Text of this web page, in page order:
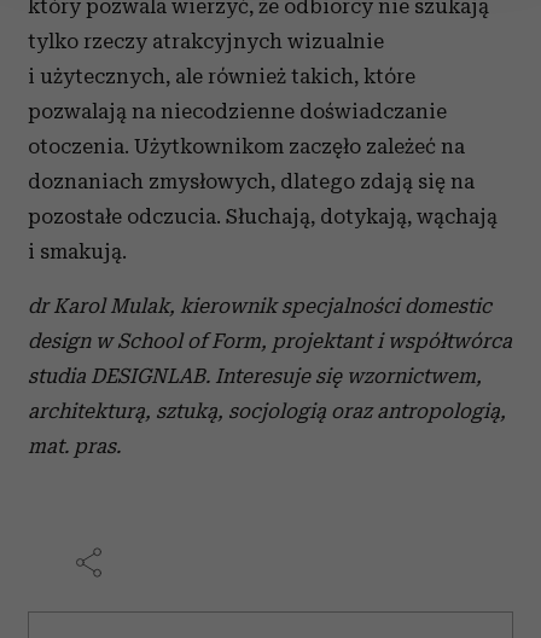
i reklam, aby oferować funkcje społecznościowe i
analizować ruch w naszej witrynie. Informacje o tym, jak
korzystasz z naszej witryny, udostępniamy partnerom
społecznościowym, reklamowym i analitycznym.
Partnerzy mogą połączyć te informacje z innymi danymi
otrzymanymi od Ciebie lub uzyskanymi podczas
korzystania z ich usług.
który pozwala wierzyć, że odbiorcy nie szukają
tylko rzeczy atrakcyjnych wizualnie
i użytecznych, ale również takich, które
pozwalają na niecodzienne doświadczanie
otoczenia. Użytkownikom zaczęło zależeć na
doznaniach zmysłowych, dlatego zdają się na
pozostałe odczucia. Słuchają, dotykają, wąchają
i smakują.
dr Karol Mulak, kierownik specjalności domestic
design w School of Form, projektant i współtwórca
studia DESIGNLAB. Interesuje się wzornictwem,
architekturą, sztuką, socjologią oraz antropologią,
mat. pras.